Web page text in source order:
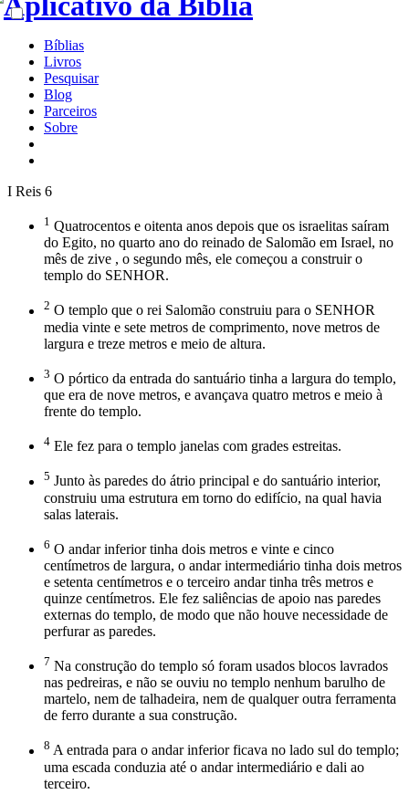
Bíblias
Livros
Pesquisar
Blog
Parceiros
Sobre
I Reis 6
1 Quatrocentos e oitenta anos depois que os israelitas saíram
do Egito, no quarto ano do reinado de Salomão em Israel, no
mês de zive , o segundo mês, ele começou a construir o
templo do SENHOR.
2 O templo que o rei Salomão construiu para o SENHOR
media vinte e sete metros de comprimento, nove metros de
largura e treze metros e meio de altura.
3 O pórtico da entrada do santuário tinha a largura do templo,
que era de nove metros, e avançava quatro metros e meio à
frente do templo.
4 Ele fez para o templo janelas com grades estreitas.
5 Junto às paredes do átrio principal e do santuário interior,
construiu uma estrutura em torno do edifício, na qual havia
salas laterais.
6 O andar inferior tinha dois metros e vinte e cinco
centímetros de largura, o andar intermediário tinha dois metros
e setenta centímetros e o terceiro andar tinha três metros e
quinze centímetros. Ele fez saliências de apoio nas paredes
externas do templo, de modo que não houve necessidade de
perfurar as paredes.
7 Na construção do templo só foram usados blocos lavrados
nas pedreiras, e não se ouviu no templo nenhum barulho de
martelo, nem de talhadeira, nem de qualquer outra ferramenta
de ferro durante a sua construção.
8 A entrada para o andar inferior ficava no lado sul do templo;
uma escada conduzia até o andar intermediário e dali ao
terceiro.